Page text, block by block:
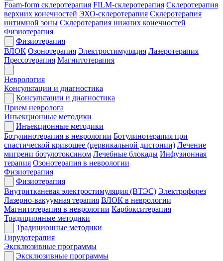
Foam-form склеротерапия FILM-склеротерапия Склеротерапия
верхних конечностей ЭХО-склеротерапия Склеротерапия
интимной зоны Склеротерапия нижних конечностей
Физиотерапия
Физиотерапия
ВЛОК Озонотерапия Электростимуляция Лазеротерапия
Прессотерапия Магнитотерапия
Неврология
Консультации и диагностика
Консультации и диагностика
Прием невролога
Инъекционные методики
Инъекционные методики
Ботулинотерапия в неврологии Ботулинотерапия при
спастической кривошее (цервикальной дистонии) Лечение
мигрени ботулотоксином Лечебные блокады Инфузионная
терапия Озонотерапия в неврологии
Физиотерапия
Физиотерапия
Внутритканевая электростимуляция (ВТЭС) Электрофорез
Лазерно-вакуумная терапия ВЛОК в неврологии
Магнитотерапия в неврологии Карбокситерапия
Традиционные методики
Традиционные методики
Гирудотерапия
Эксклюзивные программы
Эксклюзивные программы